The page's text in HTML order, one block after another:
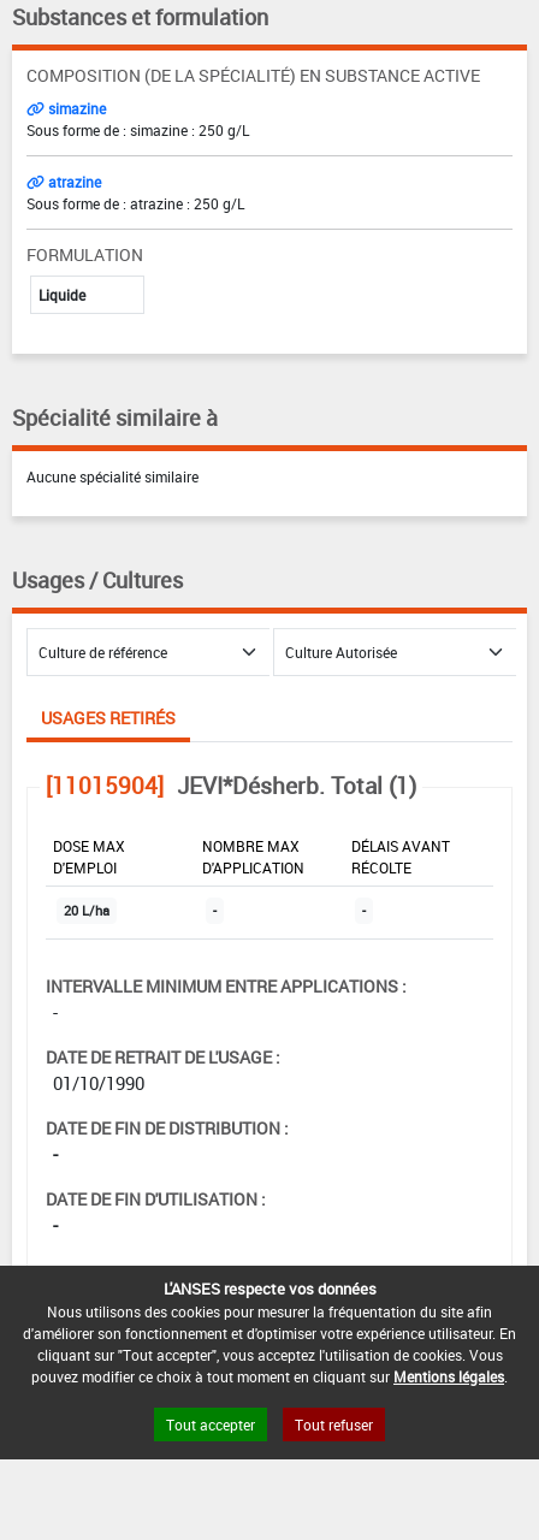
Substances et formulation
COMPOSITION (DE LA SPÉCIALITÉ) EN SUBSTANCE ACTIVE
simazine
Sous forme de : simazine : 250 g/L
atrazine
Sous forme de : atrazine : 250 g/L
FORMULATION
Liquide
Spécialité similaire à
Aucune spécialité similaire
Usages / Cultures
USAGES RETIRÉS
[11015904] JEVI*Désherb. Total (1)
DOSE MAX
D'EMPLOI
NOMBRE MAX
D'APPLICATION
DÉLAIS AVANT
RÉCOLTE
20 L/ha - -
INTERVALLE MINIMUM ENTRE APPLICATIONS :
-
DATE DE RETRAIT DE L'USAGE :
01/10/1990
DATE DE FIN DE DISTRIBUTION :
-
DATE DE FIN D'UTILISATION :
-
L'ANSES respecte vos données
Nous utilisons des cookies pour mesurer la fréquentation du site afin
d'améliorer son fonctionnement et d'optimiser votre expérience utilisateur. En
cliquant sur "Tout accepter", vous acceptez l'utilisation de cookies. Vous
pouvez modifier ce choix à tout moment en cliquant sur Mentions légales
Tout accepter Tout refuser